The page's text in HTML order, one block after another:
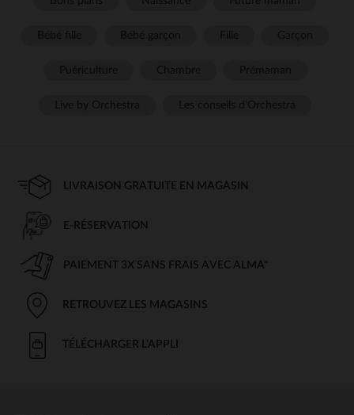
LIVRAISON GRATUITE EN MAGASIN
E-RÉSERVATION
PAIEMENT 3X SANS FRAIS AVEC ALMA*
RETROUVEZ LES MAGASINS
TÉLÉCHARGER L'APPLI